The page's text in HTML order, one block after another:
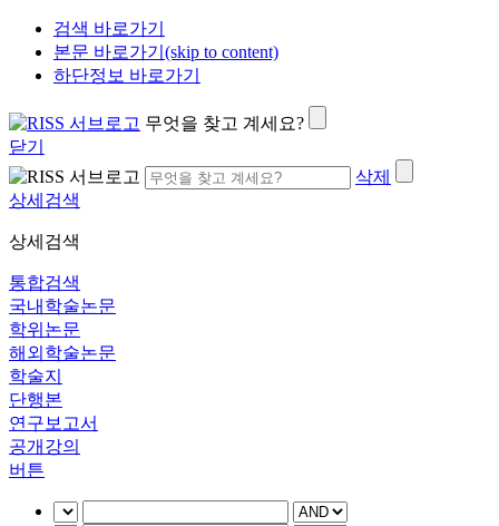
검색 바로가기
본문 바로가기(skip to content)
하단정보 바로가기
무엇을 찾고 계세요?
닫기
삭제
상세검색
상세검색
통합검색
국내학술논문
학위논문
해외학술논문
학술지
단행본
연구보고서
공개강의
버튼